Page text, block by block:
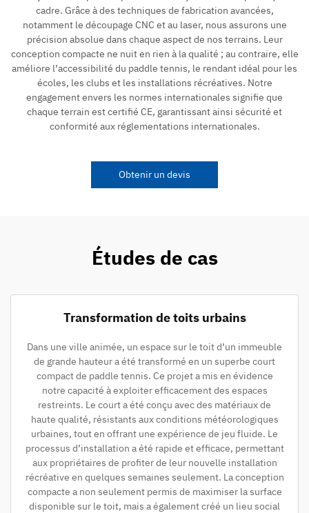
cadre. Grâce à des techniques de fabrication avancées,
notamment le découpage CNC et au laser, nous assurons une
précision absolue dans chaque aspect de nos terrains. Leur
conception compacte ne nuit en rien à la qualité ; au contraire, elle
améliore l’accessibilité du paddle tennis, le rendant idéal pour les
écoles, les clubs et les installations récréatives. Notre
engagement envers les normes internationales signifie que
chaque terrain est certifié CE, garantissant ainsi sécurité et
conformité aux réglementations internationales.
Obtenir un devis
Études de cas
Transformation de toits urbains
Dans une ville animée, un espace sur le toit d’un immeuble
de grande hauteur a été transformé en un superbe court
compact de paddle tennis. Ce projet a mis en évidence
notre capacité à exploiter efficacement des espaces
restreints. Le court a été conçu avec des matériaux de
haute qualité, résistants aux conditions météorologiques
urbaines, tout en offrant une expérience de jeu fluide. Le
processus d’installation a été rapide et efficace, permettant
aux propriétaires de profiter de leur nouvelle installation
récréative en quelques semaines seulement. La conception
compacte a non seulement permis de maximiser la surface
disponible sur le toit, mais a également créé un lieu social